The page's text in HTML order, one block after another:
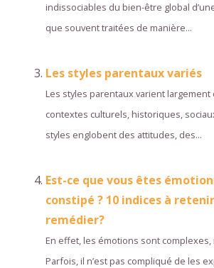
indissociables du bien-être global
que souvent traitées de manière...
Les styles parentaux variés
Les styles parentaux varient
contextes culturels, historiques,
styles englobent des attitudes, des...
Est-ce que vous êtes
constipé ? 10 indices à
remédier?
En effet, les émotions sont complexes,
Parfois, il n’est pas compliqué de les